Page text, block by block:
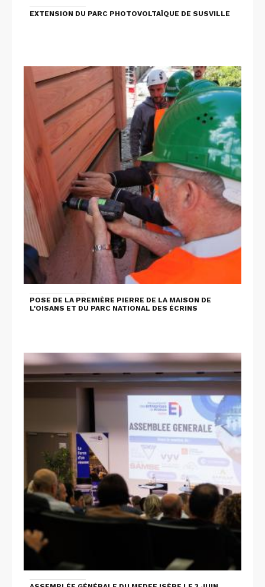
EXTENSION DU PARC PHOTOVOLTAÏQUE DE SUSVILLE
POSE DE LA PREMIÈRE PIERRE DE LA MAISON DE
L'OISANS ET DU PARC NATIONAL DES ÉCRINS